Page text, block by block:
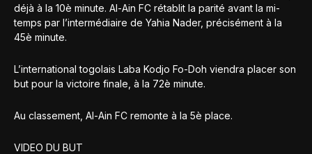
déjà à la 10è minute. Al-Ain FC rétablit la parité avant la mi-
temps par l’intermédiaire de Yahia Nader, précisément à la
45è minute.
L’international togolais Laba Kodjo Fo-Doh viendra placer son
but pour la victoire finale, à la 72è minute.
Au classement, Al-Ain FC remonte à la 5è place.
VIDEO DU BUT